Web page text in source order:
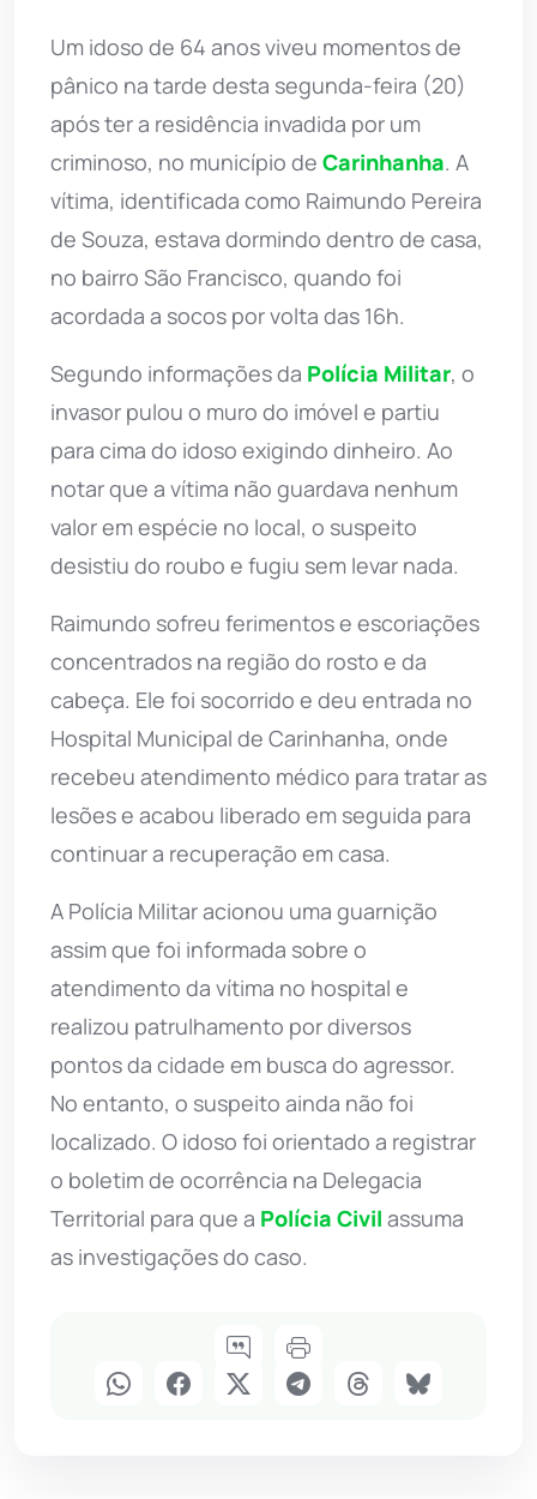
Um idoso de 64 anos viveu momentos de
pânico na tarde desta segunda-feira (20)
após ter a residência invadida por um
criminoso, no município de Carinhanha. A
vítima, identificada como Raimundo Pereira
de Souza, estava dormindo dentro de casa,
no bairro São Francisco, quando foi
acordada a socos por volta das 16h.
Segundo informações da Polícia Militar, o
invasor pulou o muro do imóvel e partiu
para cima do idoso exigindo dinheiro. Ao
notar que a vítima não guardava nenhum
valor em espécie no local, o suspeito
desistiu do roubo e fugiu sem levar nada.
Raimundo sofreu ferimentos e escoriações
concentrados na região do rosto e da
cabeça. Ele foi socorrido e deu entrada no
Hospital Municipal de Carinhanha, onde
recebeu atendimento médico para tratar as
lesões e acabou liberado em seguida para
continuar a recuperação em casa.
A Polícia Militar acionou uma guarnição
assim que foi informada sobre o
atendimento da vítima no hospital e
realizou patrulhamento por diversos
pontos da cidade em busca do agressor.
No entanto, o suspeito ainda não foi
localizado. O idoso foi orientado a registrar
o boletim de ocorrência na Delegacia
Territorial para que a Polícia Civil assuma
as investigações do caso.